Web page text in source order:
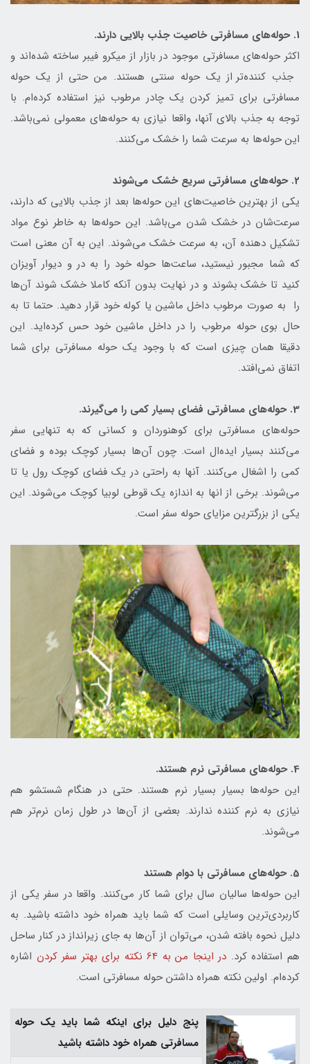
1. حوله‌های مسافرتی خاصیت جذب بالایی دارند.
اکثر حوله‌های مسافرتی موجود در بازار از میکرو فیبر ساخته شده‌اند و
جذب کننده‎‌تر از یک حوله سنتی هستند. من حتی از یک حوله
مسافرتی برای تمیز کردن یک چادر مرطوب نیز استفاده کرده‌ام. با
توجه به جذب بالای آنها، واقعا نیازی به حوله‌های معمولی نمی‌باشد.
این حوله‌ها به سرعت شما را خشک می‌کنند.
2. حوله‌های مسافرتی سریع خشک می‌شوند
یکی از بهترین خاصیت‌های این حوله‌ها بعد از جذب بالایی که دارند،
سرعت‌شان در خشک شدن می‌باشد. این حوله‌ها به خاطر نوع مواد
تشکیل دهنده آن، به سرعت خشک می‌شوند. این به آن معنی است
که شما مجبور نیستید، ساعت‌ها حوله خود را به در و دیوار آویزان
کنید تا خشک بشوند و در نهایت بدون آنکه کاملا خشک شوند آن‌ها
را به صورت مرطوب داخل ماشین یا کوله خود قرار دهید. حتما تا به
حال بوی حوله مرطوب را در داخل ماشین خود حس کرده‌اید. این
دقیقا همان چیزی است که با وجود یک حوله مسافرتی برای شما
اتفاق نمی‌افتد.
3. حوله‌های مسافرتی فضای بسیار کمی را می‌گیرند.
حوله‌های مسافرتی برای کوهنوردان و کسانی که به تنهایی سفر
می‌کنند بسیار ایده‌ال است. چون آن‌ها بسیار کوچک بوده و فضای
کمی را اشغال می‌کنند. آنها به راحتی در یک فضای کوچک رول یا تا
می‌شوند. برخی از انها به اندازه یک قوطی لوبیا کوچک می‌شوند. این
یکی از بزرگترین مزایای حوله سفر است.
4. حوله‌های مسافرتی نرم هستند.
این حوله‌ها بسیار بسیار نرم هستند. حتی در هنگام شستشو هم
نیازی به نرم کننده ندارند. بعضی از آن‌ها در طول زمان نرم‌تر هم
می‌شوند.
5. حوله‌های مسافرتی با دوام هستند
این حوله‌ها سالیان سال برای شما کار می‌کنند. واقعا در سفر یکی از
کاربردی‌ترین وسایلی است که شما باید همراه خود داشته باشید. به
دلیل نحوه بافته شدن، می‌توان از آن‌ها به جای زیرانداز در کنار ساحل
هم استفاده کرد. در اینجا من به 64 نکته برای بهتر سفر کردن
اشاره
کرده‌ام. اولین نکته همراه داشتن حوله مسافرتی است.
پنج دلیل برای اینکه شما باید یک حوله
مسافرتی همراه خود داشته باشید